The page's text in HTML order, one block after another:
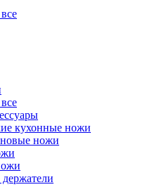
кухонные ножи
ножи